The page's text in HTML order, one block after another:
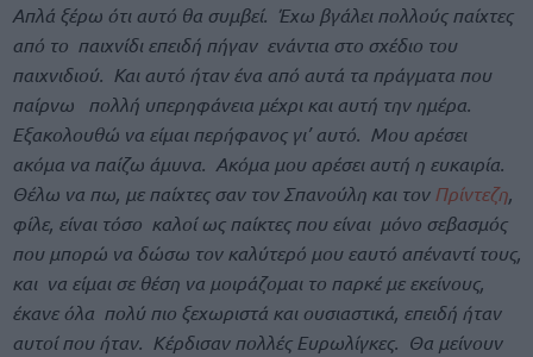
Απλά ξέρω ότι αυτό θα συμβεί. Έχω βγάλει πολλούς παίχτες
από το παιχνίδι επειδή πήγαν ενάντια στο σχέδιο του
παιχνιδιού. Και αυτό ήταν ένα από αυτά τα πράγματα που
παίρνω πολλή υπερηφάνεια μέχρι και αυτή την ημέρα.
Εξακολουθώ να είμαι περήφανος γι’ αυτό. Μου αρέσει
ακόμα να παίζω άμυνα. Ακόμα μου αρέσει αυτή η ευκαιρία.
Θέλω να πω, με παίχτες σαν τον Σπανούλη και τονΠρίντεζη,
φίλε, είναι τόσο καλοί ως παίκτες που είναι μόνο σεβασμός
που μπορώ να δώσω τον καλύτερό μου εαυτό απέναντί τους,
και να είμαι σε θέση να μοιράζομαι το παρκέ με εκείνους,
έκανε όλα πολύ πιο ξεχωριστά και ουσιαστικά, επειδή ήταν
αυτοί που ήταν. Κέρδισαν πολλές Ευρωλίγκες. Θα μείνουν